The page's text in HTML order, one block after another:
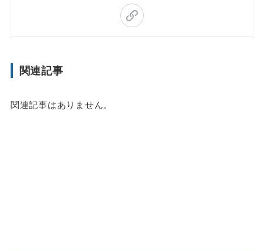
関連記事
関連記事はありません。